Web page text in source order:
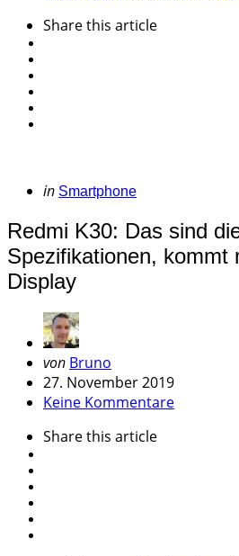
Sharethis article
Categories
Posted
in Smartphone
Redmi K30: Das sind
Spezifikationen, kommt
Display
Geschrieben
von
von Bruno
27. November 2019
Keine Kommentare
Sharethis article